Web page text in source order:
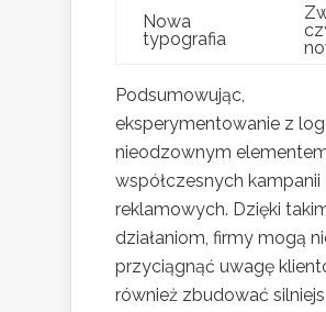
Nowa
typografia
Podsumowując,
eksperymentowanie z
nieodzownym
współczesnych kampanii
reklamowych. Dzięki
działaniom, firmy mogą
przyciągnąć uwagę
również zbudować